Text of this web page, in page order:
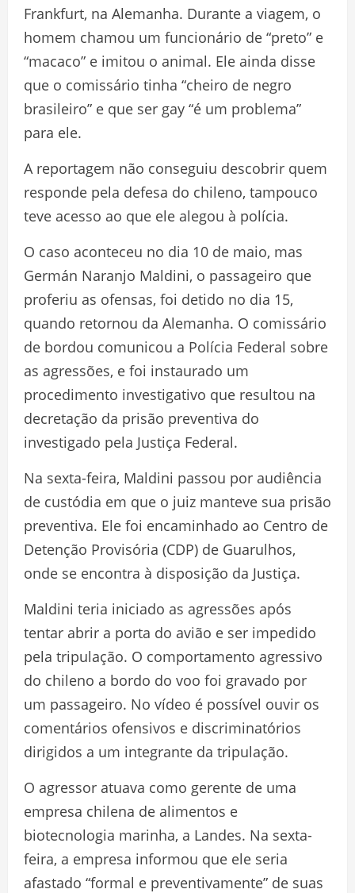
Frankfurt, na Alemanha. Durante a viagem, o
homem chamou um funcionário de “preto” e
“macaco” e imitou o animal. Ele ainda disse
que o comissário tinha “cheiro de negro
brasileiro” e que ser gay “é um problema”
para ele.
A reportagem não conseguiu descobrir quem
responde pela defesa do chileno, tampouco
teve acesso ao que ele alegou à polícia.
O caso aconteceu no dia 10 de maio, mas
Germán Naranjo Maldini, o passageiro que
proferiu as ofensas, foi detido no dia 15,
quando retornou da Alemanha. O comissário
de bordou comunicou a Polícia Federal sobre
as agressões, e foi instaurado um
procedimento investigativo que resultou na
decretação da prisão preventiva do
investigado pela Justiça Federal.
Na sexta-feira, Maldini passou por audiência
de custódia em que o juiz manteve sua prisão
preventiva. Ele foi encaminhado ao Centro de
Detenção Provisória (CDP) de Guarulhos,
onde se encontra à disposição da Justiça.
Maldini teria iniciado as agressões após
tentar abrir a porta do avião e ser impedido
pela tripulação. O comportamento agressivo
do chileno a bordo do voo foi gravado por
um passageiro. No vídeo é possível ouvir os
comentários ofensivos e discriminatórios
dirigidos a um integrante da tripulação.
O agressor atuava como gerente de uma
empresa chilena de alimentos e
biotecnologia marinha, a Landes. Na sexta-
feira, a empresa informou que ele seria
afastado “formal e preventivamente” de suas